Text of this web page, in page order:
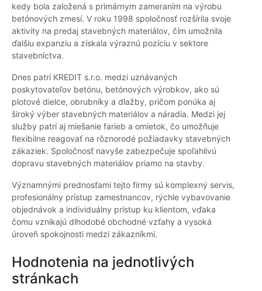
kedy bola založená s primárnym zameraním na výrobu
betónových zmesí. V roku 1998 spoločnosť rozšírila svoje
aktivity na predaj stavebných materiálov, čím umožnila
ďalšiu expanziu a získala výraznú pozíciu v sektore
stavebníctva.
Dnes patrí KREDIT s.r.o. medzi uznávaných
poskytovateľov betónu, betónových výrobkov, ako sú
plotové dielce, obrubníky a dlažby, pričom ponúka aj
široký výber stavebných materiálov a náradia. Medzi jej
služby patrí aj miešanie farieb a omietok, čo umožňuje
flexibilne reagovať na rôznorodé požiadavky stavebných
zákaziek. Spoločnosť navyše zabezpečuje spoľahlivú
dopravu stavebných materiálov priamo na stavby.
Významnými prednosťami tejto firmy sú komplexný servis,
profesionálny prístup zamestnancov, rýchle vybavovanie
objednávok a individuálny prístup ku klientom, vďaka
čomu vznikajú dlhodobé obchodné vzťahy a vysoká
úroveň spokojnosti medzi zákazníkmi.
Hodnotenia na jednotlivých
stránkach